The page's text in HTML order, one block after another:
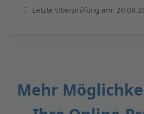
Letzte Überprüfung am:
Mehr